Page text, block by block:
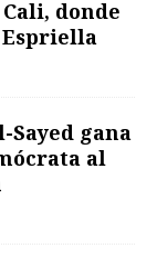
donde
Sayed gana
al